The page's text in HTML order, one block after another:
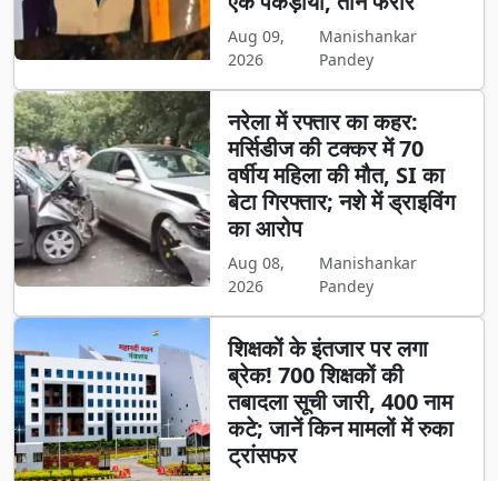
Aug 09,
2026
Manishankar
Pandey
नरेला में रफ्तार का कहर:
मर्सिडीज की टक्कर में 70
वर्षीय महिला की मौत, SI का
बेटा गिरफ्तार; नशे में ड्राइविंग
का आरोप
Aug 08,
2026
Manishankar
Pandey
शिक्षकों के इंतजार पर लगा
ब्रेक! 700 शिक्षकों की
तबादला सूची जारी, 400 नाम
कटे; जानें किन मामलों में रुका
ट्रांसफर